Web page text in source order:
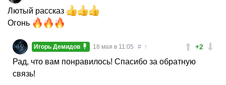
Лютый рассказ
Огонь
+2
Игорь Демидов 18 мая в 11:05 # ↑
Рад, что вам понравилось! Спасибо за обратную
связь!